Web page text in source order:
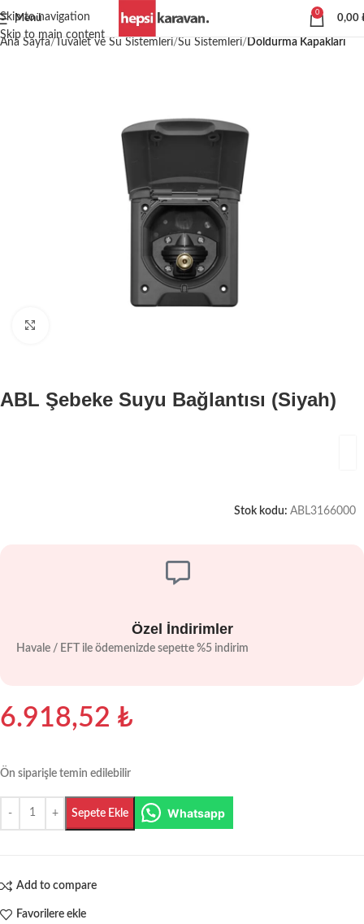
Skip to navigation
Skip to main content
Menü
0
0,00
Ana Sayfa Tuvalet ve Su Sistemleri Su Sistemleri Doldurma Kapakları
ABL Şebeke Suyu Bağlantısı (Siyah)
Stok kodu: ABL3166000
Özel İndirimler
Havale / EFT ile ödemenizde sepette %5 indirim
6.918,52 ₺
Ön siparişle temin edilebilir
Sepete Ekle Whatsapp
Add to compare
Favorilere ekle